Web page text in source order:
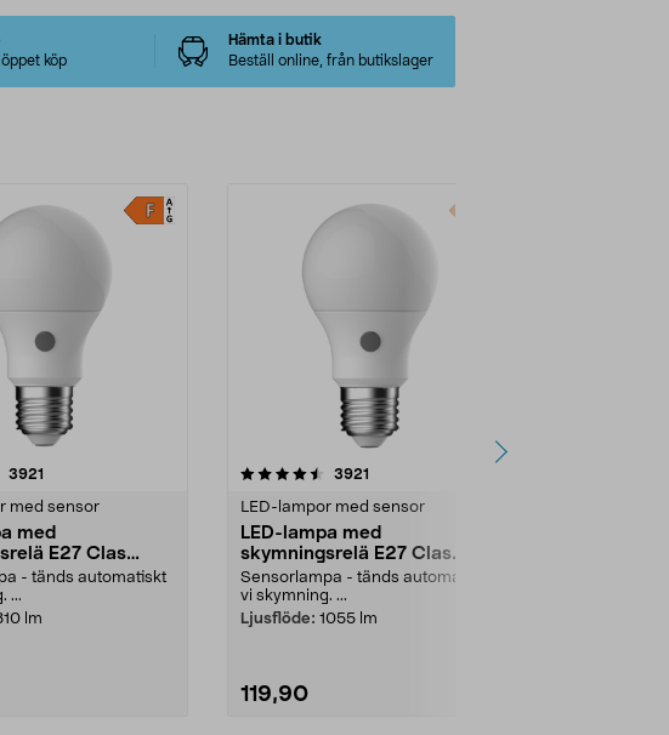
köp
Hämta i butik
Beställ online, från butikslager
3921
med sensor
med
E27 Clas
- tänds automatiskt
...
lm
av 5 stjärnor 3921
LED-lampor med sensor
LED-lampa med
skymningsrelä E27 Clas
Ohlson
Sensorlampa - tänds automatiskt
vi skymning. ...
Ljusflöde: 1055 lm
119,90
3.5 av 5 stjärnor